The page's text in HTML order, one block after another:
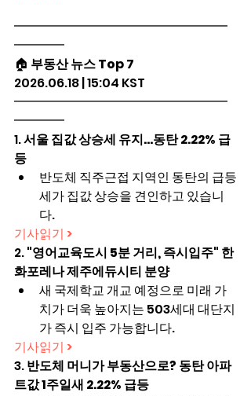
━━━━━━━━━━━━━━━━━
━━━━
🏠 부동산 뉴스 Top 7
2026.06.18 | 15:04 KST
━━━━━━━━━━━━━━━━━
━━━━
1. 서울 집값 상승세 유지…동탄 2.22% 급
등
반도체 직주근접 지역인 동탄의 급등
세가 집값 상승을 견인하고 있습니
다.
기사읽기 >
2. "영어교육도시 5분 거리, 즉시입주" 한
화포레나 제주에듀시티 분양
새 국제학교 개교 예정으로 미래 가
치가 더욱 높아지는 503세대 대단지
가 즉시 입주 가능합니다.
기사읽기 >
3. 반도체 머니가 부동산으로? 동탄 아파
트값 1주일새 2.22% 급등